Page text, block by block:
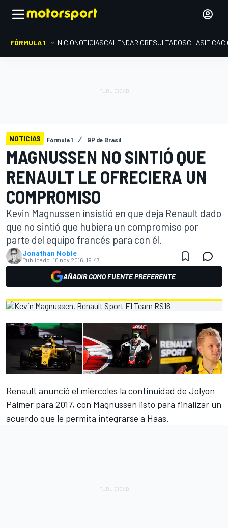
FÓRMULA 1 INICIONOTICIASCALENDARIORESULTADOS
NOTICIAS Fórmula 1 GP de Brasil
MAGNUSSEN NO SINTIÓ QUE
RENAULT LE OFRECIERA UN
COMPROMISO
Kevin Magnussen insistió en que deja Renault dado
que no sintió que hubiera un compromiso por
parte del equipo francés para con él.
Jonathan Noble
Publicado: 10 nov 2016, 19:47
AÑADIR COMO FUENTE PREFERENTE
Renault anunció el miércoles la continuidad de Jolyon
Palmer para 2017, con Magnussen listo para finalizar un
acuerdo que le permita integrarse a Haas.